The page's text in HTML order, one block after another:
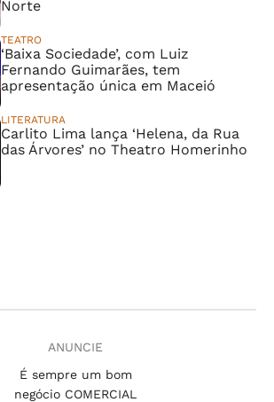
Norte
TEATRO
‘Baixa Sociedade’, com Luiz
Fernando Guimarães, tem
apresentação única em Maceió
LITERATURA
Carlito Lima lança ‘Helena, da Rua
das Árvores’ no Theatro Homerinho
ANUNCIE
É sempre um bom
negócio COMERCIAL